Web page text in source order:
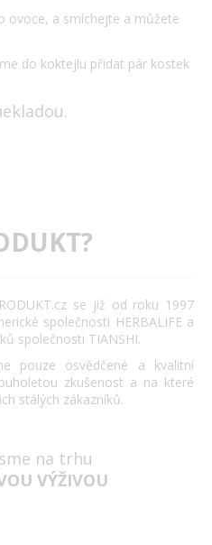
ovoce, a smíchejte a můžete
do koktejlu přidat pár kostek
se již od roku 1997
společnosti HERBALIFE a
společnosti TIANSHI.
pouze osvědčené a kvalitní
zkušenost a na které
stálých zákazníků.
na trhu
VÝŽIVOU